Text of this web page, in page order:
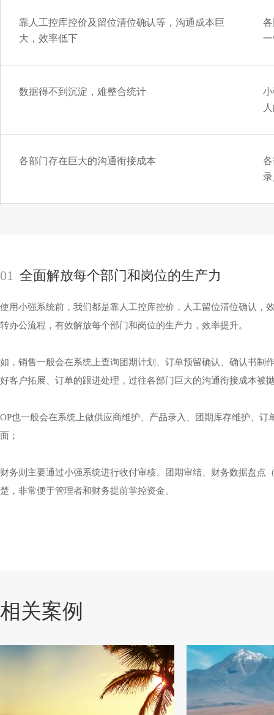
靠人工控库控价及留位清位确认等，沟通成本巨
大，效率低下
数据得不到沉淀，难整合统计
各部门存在巨大的沟通衔接成本
01 全面解放每个部门和岗位的生产力
使用小强系统前，我们都是靠人工控库控价，人工留位清位确认
转办公流程，有效解放每个部门和岗位的生产力，效率提升。
如，销售一般会在系统上查询团期计划、订单预留确认、确认书
好客户拓展、订单的跟进处理，过往各部门巨大的沟通衔接成本被
OP也一般会在系统上做供应商维护、产品录入、团期库存维护、
面；
财务则主要通过小强系统进行收付审核、团期审结、财务数据盘
楚，非常便于管理者和财务提前掌控资金。
相关案例